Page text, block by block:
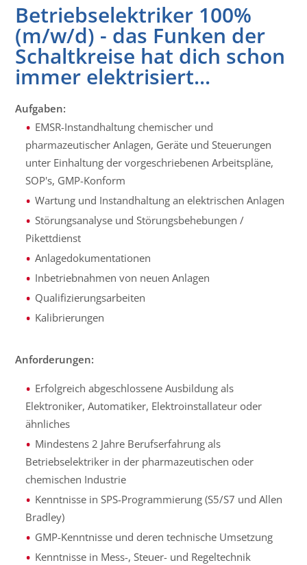
Betriebselektriker 100%
(m/w/d) - das Funken der
Schaltkreise hat dich schon
immer elektrisiert...
Aufgaben:
EMSR-Instandhaltung chemischer und
pharmazeutischer Anlagen, Geräte und Steuerungen
unter Einhaltung der vorgeschriebenen Arbeitspläne,
SOP's, GMP-Konform
Wartung und Instandhaltung an elektrischen Anlagen
Störungsanalyse und Störungsbehebungen /
Pikettdienst
Anlagedokumentationen
Inbetriebnahmen von neuen Anlagen
Qualifizierungsarbeiten
Kalibrierungen
Anforderungen:
Erfolgreich abgeschlossene Ausbildung als
Elektroniker, Automatiker, Elektroinstallateur oder
ähnliches
Mindestens 2 Jahre Berufserfahrung als
Betriebselektriker in der pharmazeutischen oder
chemischen Industrie
Kenntnisse in SPS-Programmierung (S5/S7 und Allen
Bradley)
GMP-Kenntnisse und deren technische Umsetzung
Kenntnisse in Mess-, Steuer- und Regeltechnik